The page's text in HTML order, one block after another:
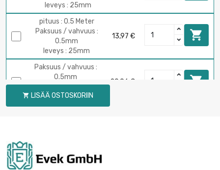
leveys : 25mm
pituus : 0.5 Meter
Paksuus / vahvuus :
0.5mm
leveys : 25mm
13,97 € 
Paksuus / vahvuus :
0.5mm
pituus : 0.75 Meter
leveys : 25mm
20,96 € 
pituus : 0.25 Meter
 LISÄÄ OSTOSKORIIN